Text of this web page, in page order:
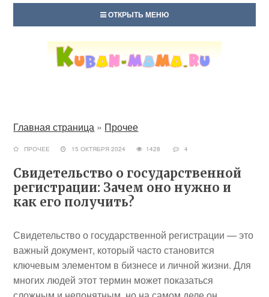
ОТКРЫТЬ МЕНЮ
Главная страница » Прочее
ПРОЧЕЕ 15 ОКТЯБРЯ 2024 1428 4
Свидетельство о государственной
регистрации: Зачем оно нужно и
как его получить?
Свидетельство о государственной регистрации — это
важный документ, который часто становится
ключевым элементом в бизнесе и личной жизни. Для
многих людей этот термин может показаться